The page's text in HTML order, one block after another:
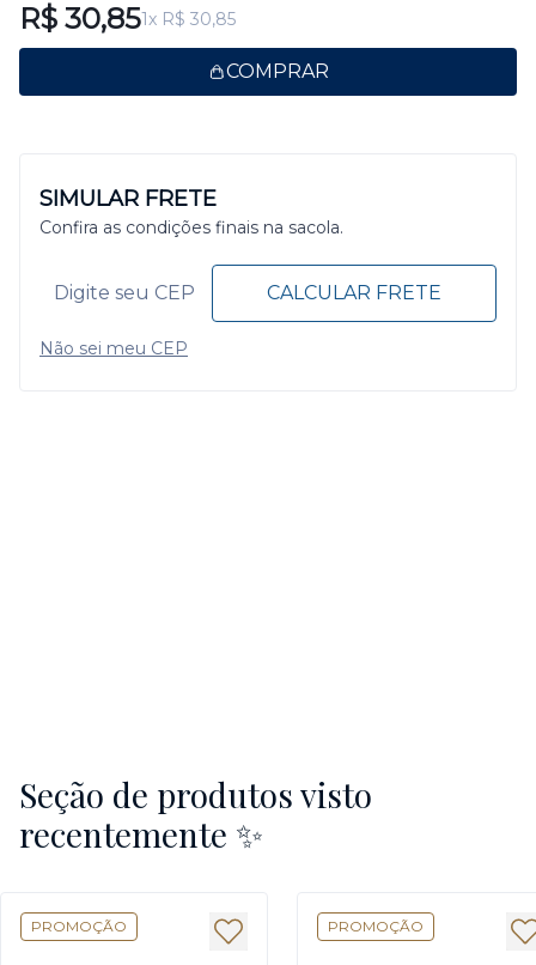
R$ 30,851x R$ 30,85
COMPRAR
SIMULAR FRETE
Confira as condições finais na sacola.
CALCULAR FRETE
Não sei meu CEP
Seção de produtos visto
recentemente ✨
PROMOÇÃO PROMOÇÃO